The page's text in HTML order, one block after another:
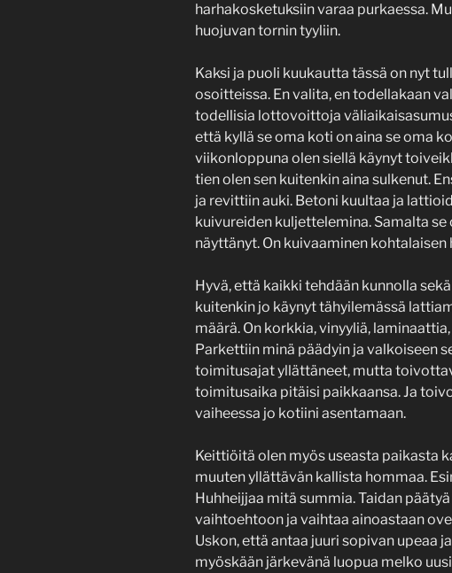
harhakosketuksiin varaa purkaessa.
huojuvan tornin tyyliin.
Kaksi ja puoli kuukautta tässä on nyt
osoitteissa. En valita, en todellakaan
todellisia lottovoittoja
että kyllä se oma koti on aina se oma
viikonloppuna olen siellä käynyt
tien olen sen kuitenkin aina sulkenut.
ja revittiin auki. Betoni kuultaa ja
kuivureiden kuljettelemina. Samalta
näyttänyt. On kuivaaminen
Hyvä, että kaikki tehdään kunnolla
kuitenkin jo käynyt tähyilemässä
määrä. On korkkia, vinyyliä,
Parkettiin minä päädyin ja valkoiseen
toimitusajat yllättäneet, mutta
toimitusaika pitäisi paikkaansa. Ja
vaiheessa jo kotiini asentamaan.
Keittiöitä olen myös useasta paikasta
muuten yllättävän kallista hommaa.
Huhheijjaa mitä summia. Taidan
vaihtoehtoon ja vaihtaa ainoastaan
Uskon, että antaa juuri sopivan upeaa
myöskään järkevänä luopua melko